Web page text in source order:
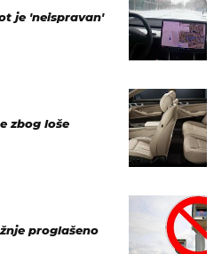
je 'neispravan'
zbog loše
proglašeno